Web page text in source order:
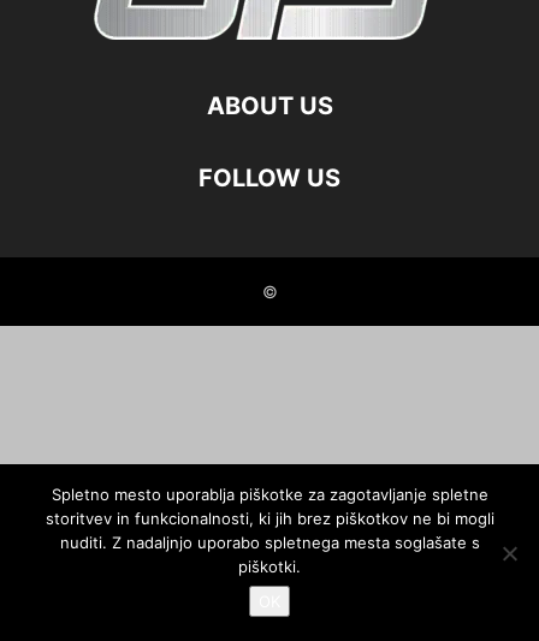
ABOUT US
FOLLOW US
©
Spletno mesto uporablja piškotke za zagotavljanje spletne
storitvev in funkcionalnosti, ki jih brez piškotkov ne bi mogli
nuditi. Z nadaljnjo uporabo spletnega mesta soglašate s
piškotki.